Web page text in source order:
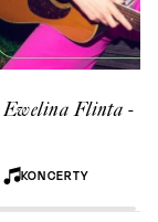
Ewelina Flinta -
KONCERTY